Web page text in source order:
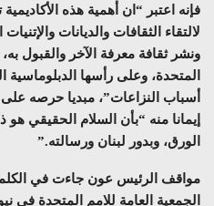
فإنه اعتبر “ان أهمية هذه
لالتقاء الثقافات والديانات
ونشر ثقافة معرفة الآخر والقبول
المتحدة، وعلى رأسها الدبلوماسية
أسباب النزاعات”، مبديا حرصه على
إيمانا منه “بأن السلام الحقيقي
الورق، وبدور لبنان ورسالته.”
مواقف الرئيس عون جاءت في الكلمة
الجمعية العامة للامم المتحدة في